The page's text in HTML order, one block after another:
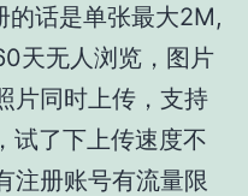
的话是单张最大2M,
天无人浏览，图片
片同时上传，支持
试了下上传速度不
注册账号有流量限